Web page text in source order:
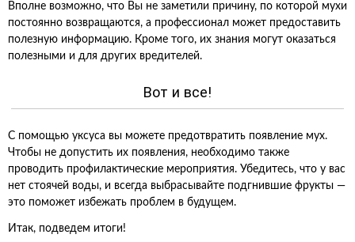
Вполне возможно, что Вы не заметили причину, по которой мухи
постоянно возвращаются, а профессионал может предоставить
полезную информацию. Кроме того, их знания могут оказаться
полезными и для других вредителей.
Вот и все!
С помощью уксуса вы можете предотвратить появление мух.
Чтобы не допустить их появления, необходимо также
проводить профилактические мероприятия. Убедитесь, что у вас
нет стоячей воды, и всегда выбрасывайте подгнившие фрукты —
это поможет избежать проблем в будущем.
Итак, подведем итоги!